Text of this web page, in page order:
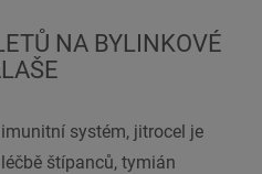
NA BYLINKOVÉ
systém, jitrocel je
štípanců, tymián